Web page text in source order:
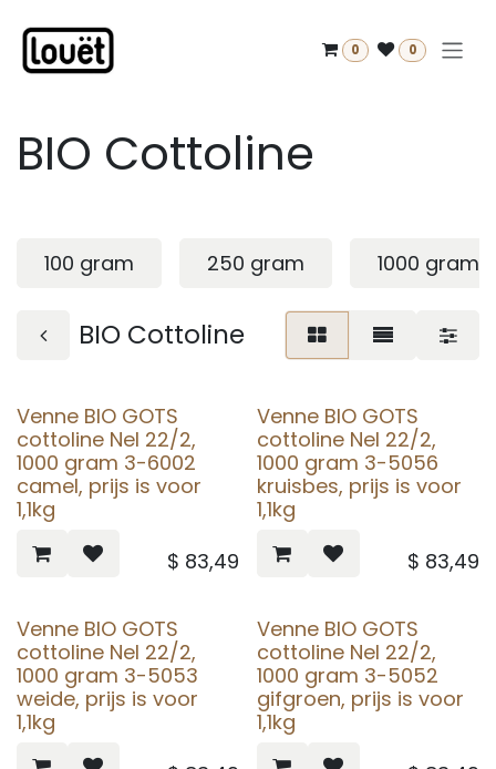
0 0
BIO Cottoline
100 gram 250 gram 1000 gram
BIO Cottoline
Venne BIO GOTS
cottoline Nel 22/2,
1000 gram 3-6002
camel, prijs is voor
1,1kg
$ 83,49
Venne BIO GOTS
cottoline Nel 22/2,
1000 gram 3-5056
kruisbes, prijs is voor
1,1kg
$ 83,49
Venne BIO GOTS
cottoline Nel 22/2,
1000 gram 3-5053
weide, prijs is voor
1,1kg
Venne BIO GOTS
cottoline Nel 22/2,
1000 gram 3-5052
gifgroen, prijs is voor
1,1kg